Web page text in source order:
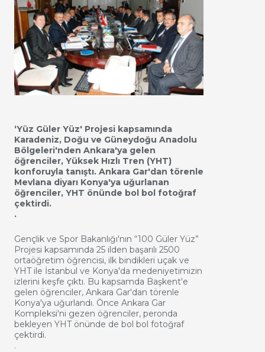
‘Yüz Güler Yüz' Projesi kapsamında
Karadeniz, Doğu ve Güneydoğu Anadolu
Bölgeleri'nden Ankara'ya gelen
öğrenciler, Yüksek Hızlı Tren (YHT)
konforuyla tanıştı. Ankara Gar'dan törenle
Mevlana diyarı Konya'ya uğurlanan
öğrenciler, YHT önünde bol bol fotoğraf
çektirdi.
.
Gençlik ve Spor Bakanlığı'nın “100 Güler Yüz”
Projesi kapsamında 25 ilden başarılı 2500
ortaöğretim öğrencisi, ilk bindikleri uçak ve
YHT ile İstanbul ve Konya'da medeniyetimizin
izlerini keşfe çıktı. Bu kapsamda Başkent'e
gelen öğrenciler, Ankara Gar'dan törenle
Konya'ya uğurlandı. Önce Ankara Gar
Kompleksi'ni gezen öğrenciler, peronda
bekleyen YHT önünde de bol bol fotoğraf
çektirdi.
.